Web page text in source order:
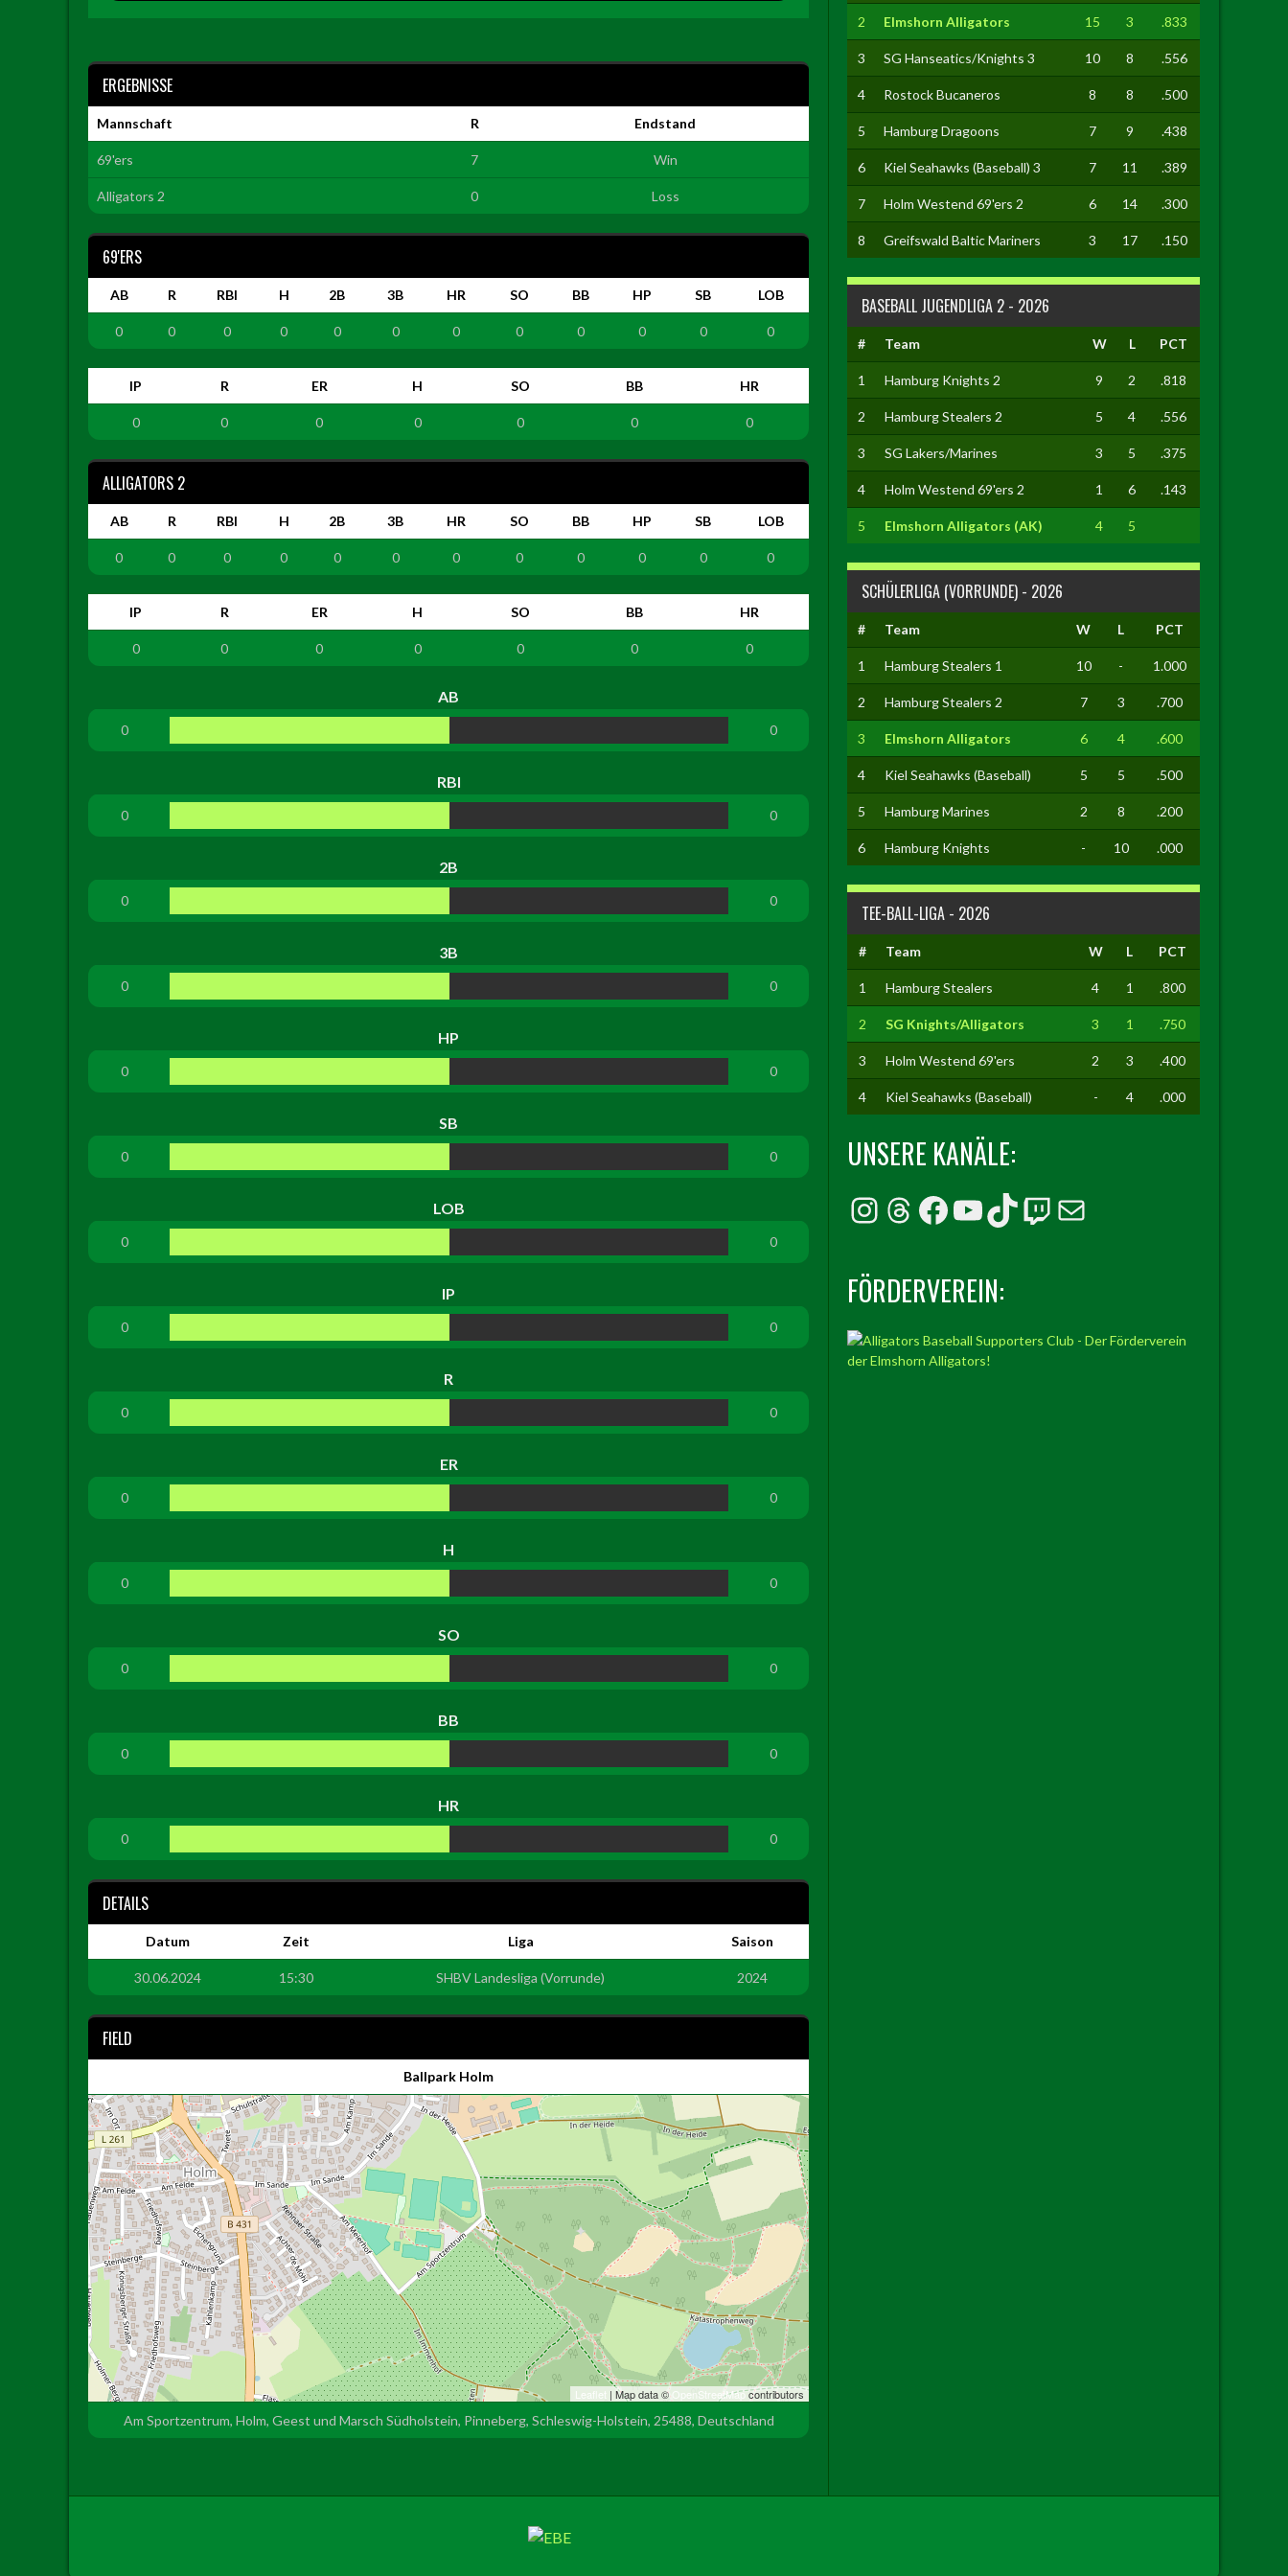
ERGEBNISSE
Mannschaft R Endstand
69'ers 7 Win
Alligators 2 0 Loss
69'ERS
AB R RBI H 2B 3B HR SO BB HP SB LOB
0 0 0 0 0 0 0 0 0 0 0 0
IP R ER H SO BB HR
0 0 0 0 0 0 0
ALLIGATORS 2
AB R RBI H 2B 3B HR SO BB HP SB LOB
0 0 0 0 0 0 0 0 0 0 0 0
IP R ER H SO BB HR
0 0 0 0 0 0 0
AB
0 0
RBI
0 0
2B
0 0
3B
0 0
HP
0 0
SB
0 0
LOB
0 0
IP
0 0
R
0 0
ER
0 0
H
0 0
SO
0 0
BB
0 0
HR
0 0
DETAILS
Datum Zeit Liga Saison
30.06.2024 15:30 SHBV Landesliga (Vorrunde) 2024
FIELD
Ballpark Holm
Leaflet | Map data © OpenStreetMapcontributors
Am Sportzentrum, Holm, Geest und Marsch Südholstein, Pinneberg, Schleswig-Holstein, 25488, Deutschland
2 Elmshorn Alligators 15 3 .833
3 SG Hanseatics/Knights 3 10 8 .556
4 Rostock Bucaneros 8 8 .500
5 Hamburg Dragoons 7 9 .438
6 Kiel Seahawks (Baseball) 3 7 11 .389
7 Holm Westend 69'ers 2 6 14 .300
8 Greifswald Baltic Mariners 3 17 .150
BASEBALL JUGENDLIGA 2 - 2026
# Team W L PCT
1 Hamburg Knights 2 9 2 .818
2 Hamburg Stealers 2 5 4 .556
3 SG Lakers/Marines 3 5 .375
4 Holm Westend 69'ers 2 1 6 .143
5 Elmshorn Alligators (AK) 4 5
SCHÜLERLIGA (VORRUNDE) - 2026
# Team W L PCT
1 Hamburg Stealers 1 10 - 1.000
2 Hamburg Stealers 2 7 3 .700
3 Elmshorn Alligators 6 4 .600
4 Kiel Seahawks (Baseball) 5 5 .500
5 Hamburg Marines 2 8 .200
6 Hamburg Knights - 10 .000
TEE-BALL-LIGA - 2026
# Team W L PCT
1 Hamburg Stealers 4 1 .800
2 SG Knights/Alligators 3 1 .750
3 Holm Westend 69'ers 2 3 .400
4 Kiel Seahawks (Baseball) - 4 .000
UNSERE KANÄLE:
Instagram
Threads
Facebook
YouTube
TikTok
Twitch
E-Mail
FÖRDERVEREIN: